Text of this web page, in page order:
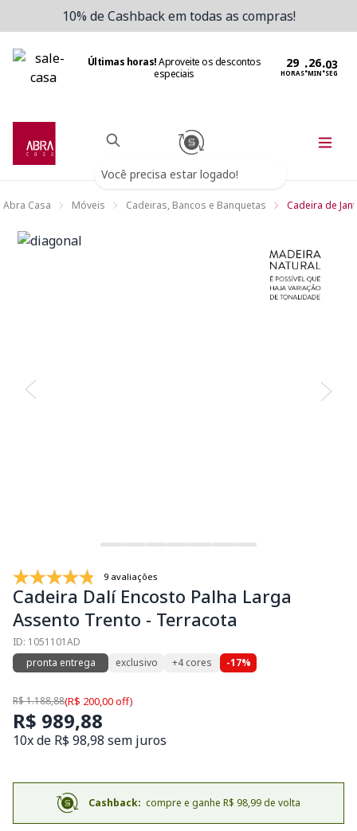
10% de Cashback em todas as compras!
Últimas horas!Aproveite os descontos
especiais
HORAS:MIN:SEG
Você precisa estar logado!
Abra Casa Móveis Cadeiras, Bancos e Banquetas Cadeira de
9 avaliações
Cadeira Dalí Encosto Palha Larga
Assento Trento - Terracota
ID: 1051101AD
pronta entrega
exclusivo +4 cores -17%
R$ 1.188,88(R$ 200,00 off)
R$ 989,88
10x de R$ 98,98 sem juros
Cashback: compre e ganhe R$ 98,99 de volta